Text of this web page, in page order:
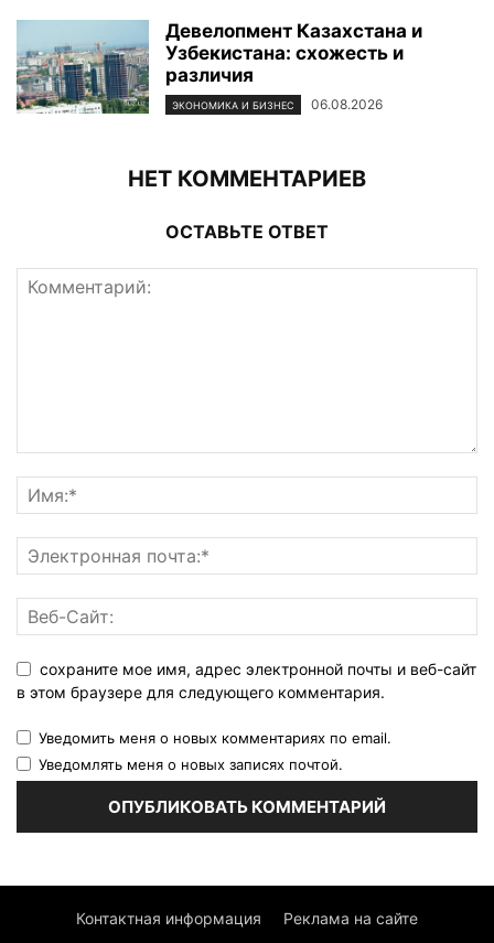
Девелопмент Казахстана и
Узбекистана: схожесть и
различия
ЭКОНОМИКА И БИЗНЕС 06.08.2026
НЕТ КОММЕНТАРИЕВ
ОСТАВЬТЕ ОТВЕТ
сохраните мое имя, адрес электронной почты и веб-сайт
в этом браузере для следующего комментария.
Уведомить меня о новых комментариях по email.
Уведомлять меня о новых записях почтой.
Контактная информация Реклама на сайте